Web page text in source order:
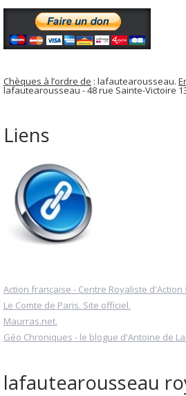
Chèques à l’ordre de : lafautearousseau.
lafautearousseau - 48 rue Sainte-Victoire
Liens
Action française - Centre Royaliste
Le Comte de Paris. Site officiel.
Maurras.net.
Géo Chroniques - le blogue d'Antoine de
lafautearousseau